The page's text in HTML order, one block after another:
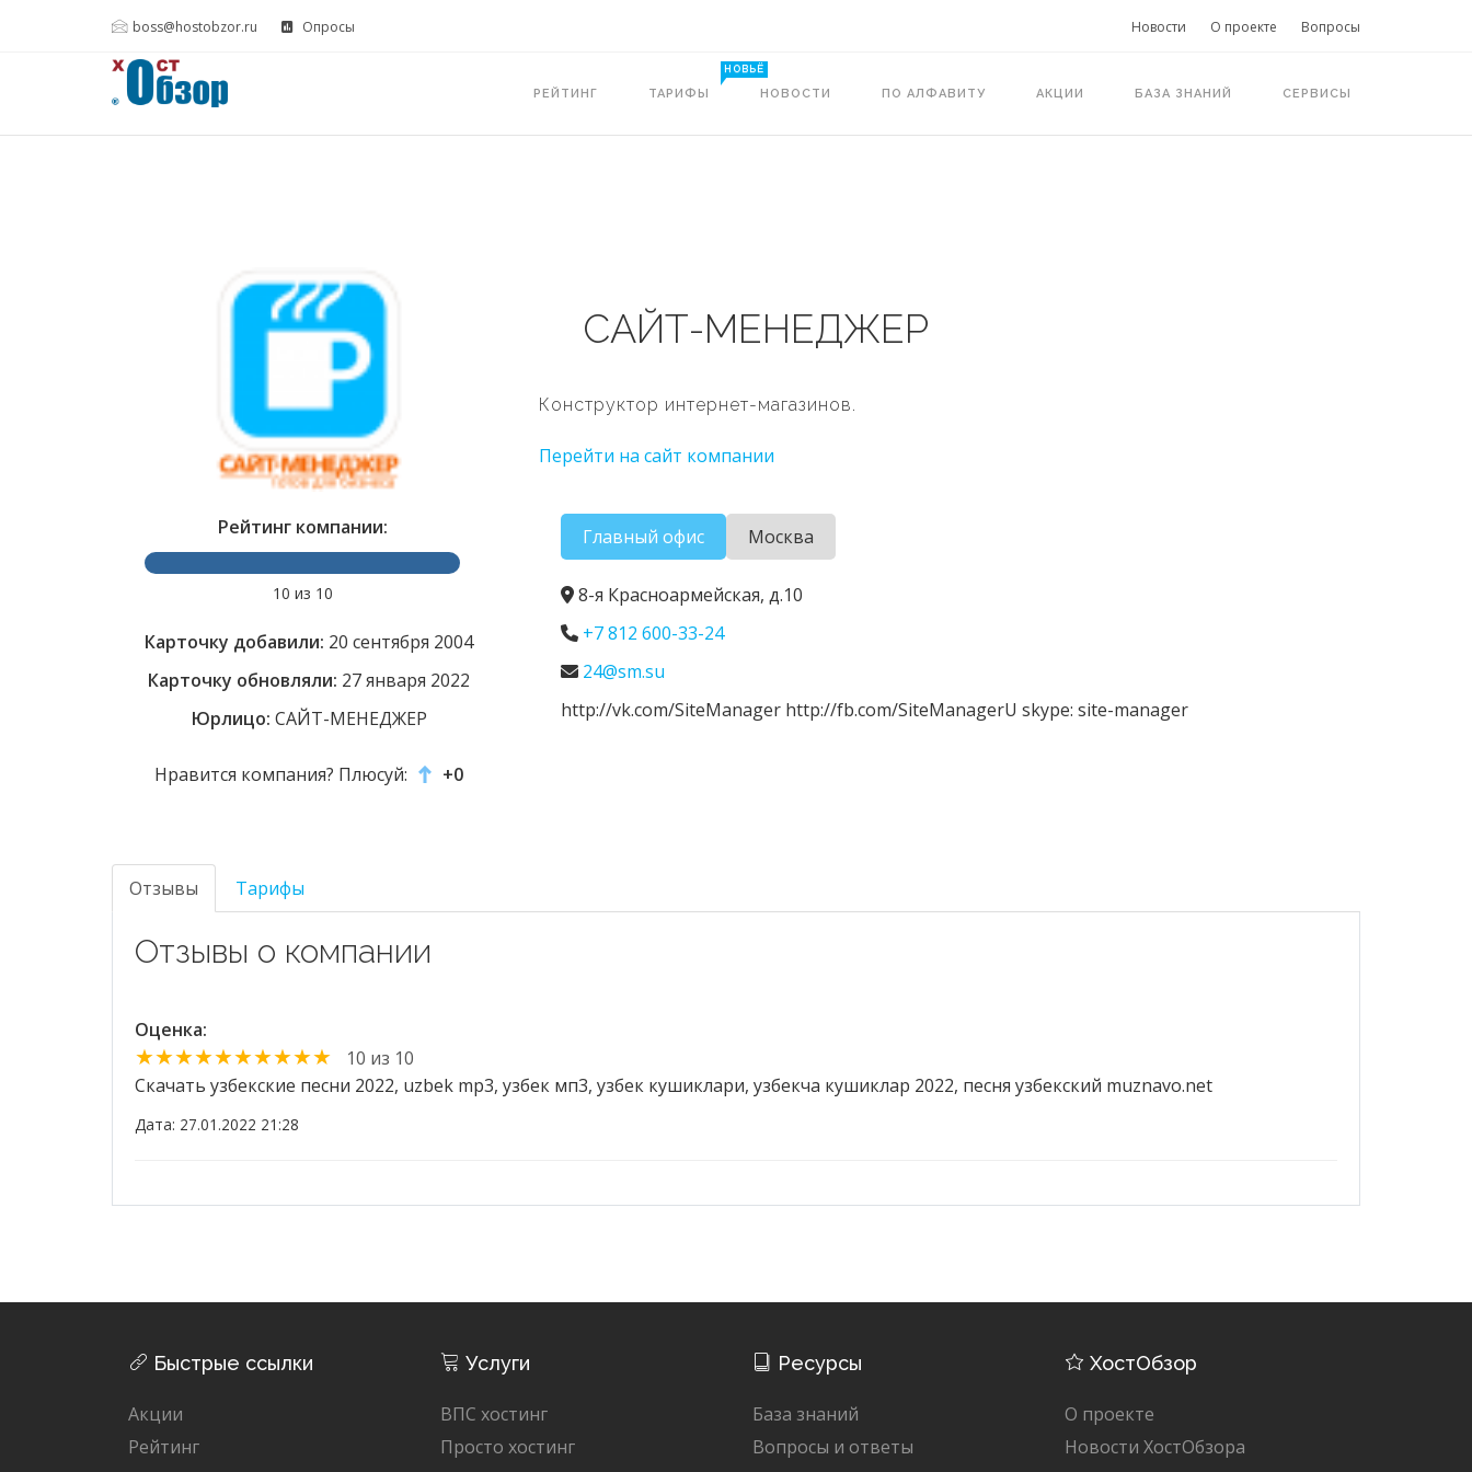
boss@hostobzor.ru Опросы Новости О проекте Вопросы
РЕЙТИНГ ТАРИФЫ
НОВЬЁ
НОВОСТИ ПО АЛФАВИТУ АКЦИИ БАЗА ЗНАНИЙ СЕРВИСЫ
Рейтинг компании:
10 из 10
Карточку добавили: 20 сентября 2004
Карточку обновляли: 27 января 2022
Юрлицо: САЙТ-МЕНЕДЖЕР
Нравится компания? Плюсуй: +0
САЙТ-МЕНЕДЖЕР
Конструктор интернет-магазинов.
Перейти на сайт компании
Главный офис Москва
8-я Красноармейская, д.10
+7 812 600-33-24
24@sm.su
http://vk.com/SiteManager http://fb.com/SiteManagerU skype: site-manager
Отзывы Тарифы
Отзывы о компании
Оценка:
★★★★★★★★★★
10 из 10
Скачать узбекские песни 2022, uzbek mp3, узбек мп3, узбек кушиклари, узбекча кушиклар 2022, песня узбекский muznavo.net
Дата: 27.01.2022 21:28
Быстрые ссылки
Акции
Рейтинг
Услуги
ВПС хостинг
Просто хостинг
Ресурсы
База знаний
Вопросы и ответы
ХостОбзор
О проекте
Новости ХостОбзора